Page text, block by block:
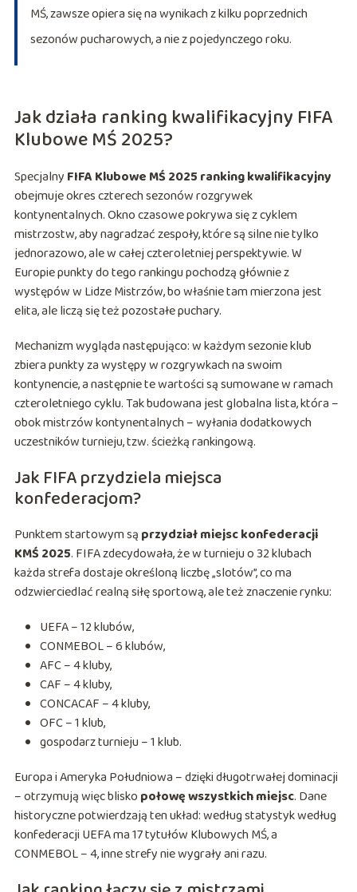
MŚ, zawsze opiera się na wynikach z kilku poprzednich
sezonów pucharowych, a nie z pojedynczego roku.
Jak działa ranking kwalifikacyjny FIFA
Klubowe MŚ 2025?
Specjalny FIFA Klubowe MŚ 2025 ranking kwalifikacyjny
obejmuje okres czterech sezonów rozgrywek
kontynentalnych. Okno czasowe pokrywa się z cyklem
mistrzostw, aby nagradzać zespoły, które są silne nie tylko
jednorazowo, ale w całej czteroletniej perspektywie. W
Europie punkty do tego rankingu pochodzą głównie z
występów w Lidze Mistrzów, bo właśnie tam mierzona jest
elita, ale liczą się też pozostałe puchary.
Mechanizm wygląda następująco: w każdym sezonie klub
zbiera punkty za występy w rozgrywkach na swoim
kontynencie, a następnie te wartości są sumowane w ramach
czteroletniego cyklu. Tak budowana jest globalna lista, która –
obok mistrzów kontynentalnych – wyłania dodatkowych
uczestników turnieju, tzw. ścieżką rankingową.
Jak FIFA przydziela miejsca
konfederacjom?
Punktem startowym są przydział miejsc konfederacji
KMŚ 2025. FIFA zdecydowała, że w turnieju o 32 klubach
każda strefa dostaje określoną liczbę „slotów”, co ma
odzwierciedlać realną siłę sportową, ale też znaczenie rynku:
UEFA – 12 klubów,
CONMEBOL – 6 klubów,
AFC – 4 kluby,
CAF – 4 kluby,
CONCACAF – 4 kluby,
OFC – 1 klub,
gospodarz turnieju – 1 klub.
Europa i Ameryka Południowa – dzięki długotrwałej dominacji
– otrzymują więc blisko połowę wszystkich miejsc. Dane
historyczne potwierdzają ten układ: według statystyk według
konfederacji UEFA ma 17 tytułów Klubowych MŚ, a
CONMEBOL – 4, inne strefy nie wygrały ani razu.